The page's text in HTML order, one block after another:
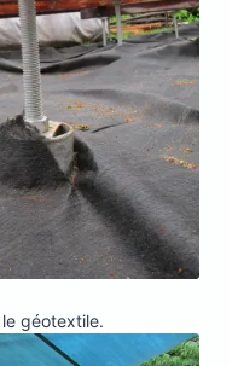
géotextile.